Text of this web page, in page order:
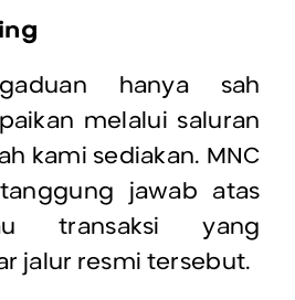
hanya sah
melalui saluran
kami sediakan. MNC
jawab atas
transaksi yang
jalur resmi tersebut.